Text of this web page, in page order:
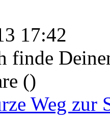
17:42
finde
()
Weg zur